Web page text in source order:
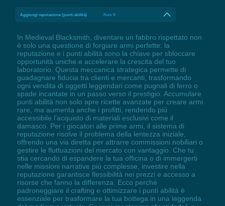
Aggiungi reputazione (punti abilità) Num 9
In Medieval Blacksmith, diventare un fabbro rispettato non
è solo una questione di forgiare armi perfette: la
reputazione e i punti abilità sono la chiave per sbloccare
opportunità uniche e accelerare la crescita del tuo
laboratorio. Questa meccanica strategica permette di
guadagnare fiducia tra clienti e mercanti, trasformando
ogni vendita di oggetti leggendari come pugnali di ferro o
spade incantate in un passo verso il prestigio. Accumulare
punti abilità non solo apre ricette avanzate per creare armi
rare, ma aumenta anche i profitti, rendendo più
accessibile l'acquisto di materiali esclusivi come il
damasco. Per i giocatori alle prime armi, il sistema di
reputazione risolve il problema della lentezza iniziale,
offrendo una via diretta per attrarre commissioni nobiliari o
gestire le fluttuazioni del mercato con vantaggio. Che tu
stia cercando di espandere la tua officina o di immergerti
nelle missioni narrative più complesse, investire nella
reputazione garantisce flessibilità nei prezzi e accesso a
risorse che fanno la differenza. Ecco perché
padroneggiare il crafting e ottimizzare i punti abilità è
essenziale per trasformare la tua bottega in una leggenda